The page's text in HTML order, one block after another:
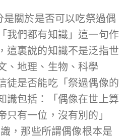
關於是否可以吃祭過偶
我們都有知識」這一句作
這裏說的知識不是泛指世
、地理、生物、科學
徒是否能吃「祭過偶像的
識包括：「偶像在世上算
有一位，沒有別的」
，那些所謂偶像根本是